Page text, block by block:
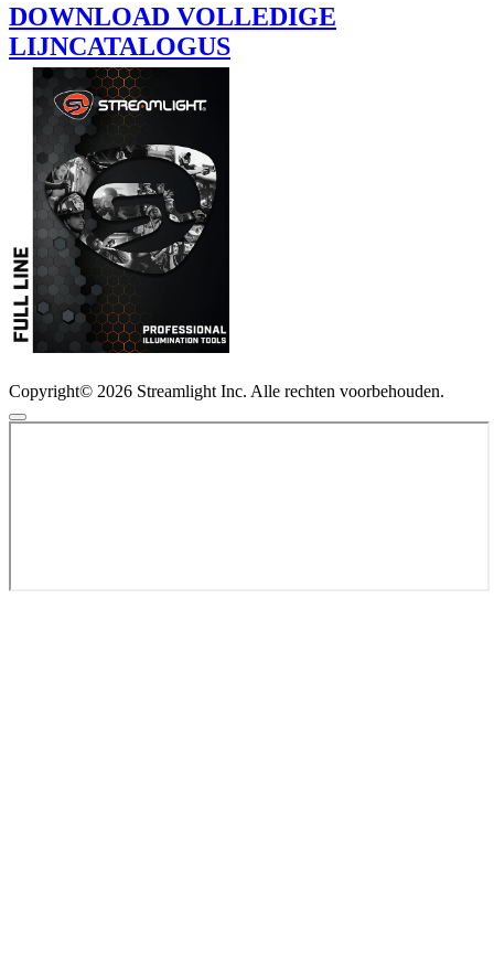
DOWNLOAD VOLLEDIGE
LIJNCATALOGUS
Copyright© 2026 Streamlight Inc. Alle rechten voorbehouden.